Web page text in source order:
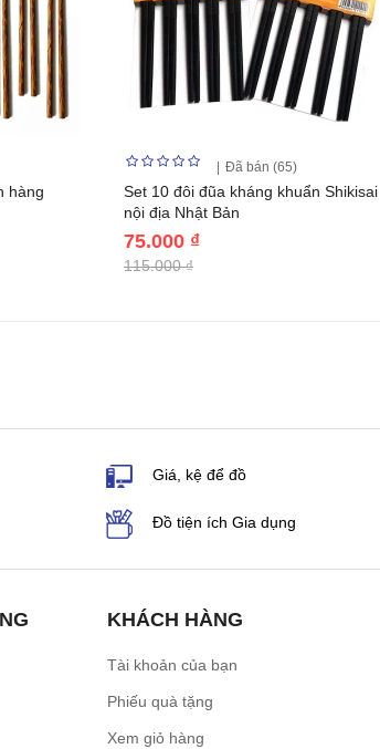
hàng
Đã bán (65)
Set 10 đôi đũa kháng khuẩn Shikisai
nội địa Nhật Bản
75.000 ₫
115.000 ₫
Giá, kệ để đồ
Đồ tiện ích Gia dụng
KHÁCH HÀNG
Tài khoản của bạn
Phiếu quà tặng
Xem giỏ hàng